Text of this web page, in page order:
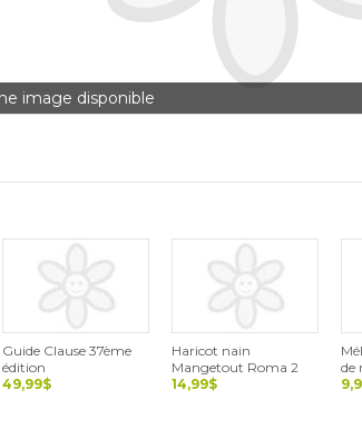
image disponible
Guide Clause 37ème
édition
49,99$
Haricot nain
Mangetout Roma 2
14,99$
de